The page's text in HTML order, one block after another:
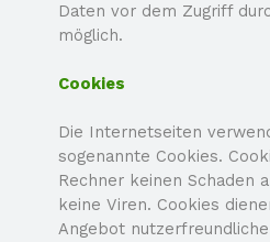
Daten vor dem Zugriff
möglich.
Cookies
Die Internetseiten
sogenannte Cookies.
Rechner keinen Schaden
keine Viren. Cookies
Angebot